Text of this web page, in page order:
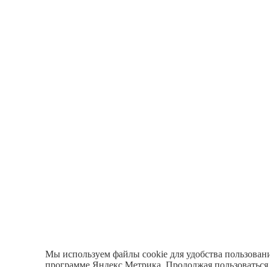
Мы используем файлы cookie для удобства
программе Яндекс.Метрика. Продолжая